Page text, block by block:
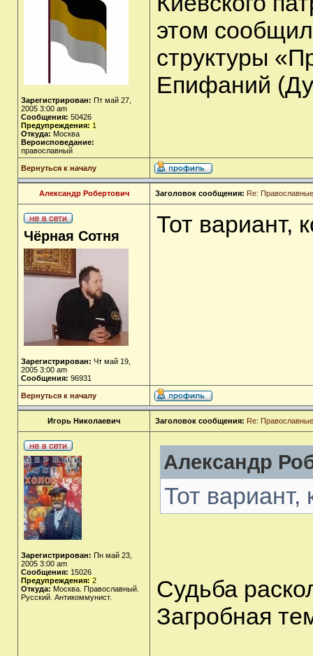
Зарегистрирован: Пт май 27,
2005 3:00 am
Сообщения: 50426
Предупреждения: 1
Откуда: Москва
Вероисповедание:
православный
этом
структуры
Епифаний
Вернуться к началу
Александр Робертович Заголовок сообщения: Re:
Чёрная Сотня
Зарегистрирован: Чт май 19,
2005 3:00 am
Сообщения: 96931
Тот вариант,
Вернуться к началу
Игорь Николаевич Заголовок сообщения: Re:
Зарегистрирован: Пн май 23,
2005 3:00 am
Сообщения: 15026
Предупреждения: 2
Откуда: Москва. Православный.
Русский. Антикоммунист.
Александр
Тот вариант,
Судьба
Загробная